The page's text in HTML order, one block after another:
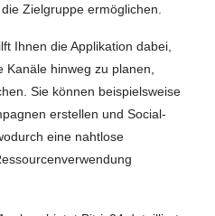
Zielgruppe ermöglichen.
Ihnen die Applikation dabei,
hinweg zu planen,
Sie können beispielsweise
erstellen und Social-
eine nahtlose